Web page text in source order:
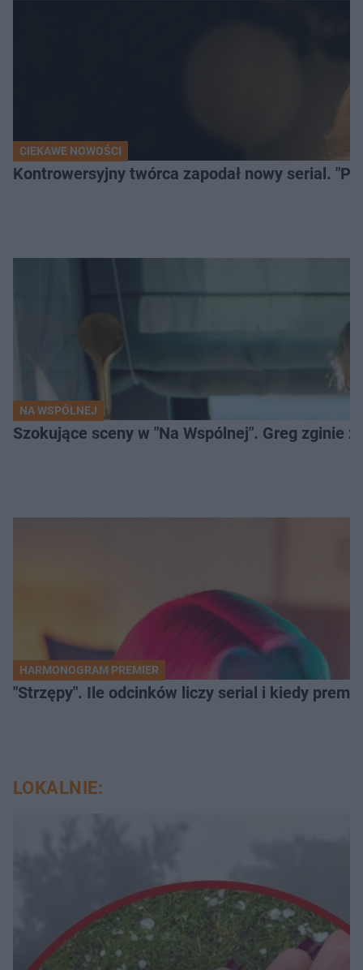
CIEKAWE NOWOŚCI
Kontrowersyjny twórca zapodał nowy serial.
NA WSPÓLNEJ
Szokujące sceny w "Na Wspólnej". Greg zginie z
HARMONOGRAM PREMIER
"Strzępy". Ile odcinków liczy serial i kiedy
LOKALNIE: